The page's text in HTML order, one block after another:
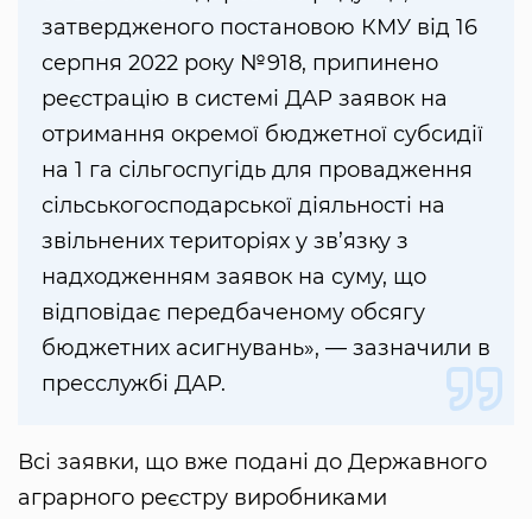
затвердженого постановою КМУ від 16
серпня 2022 року №918, припинено
реєстрацію в системі ДАР заявок на
отримання окремої бюджетної субсидії
на 1 га сільгоспугідь для провадження
сільськогосподарської діяльності на
звільнених територіях у зв’язку з
надходженням заявок на суму, що
відповідає передбаченому обсягу
бюджетних асигнувань», — зазначили в
пресслужбі ДАР.
Всі заявки, що вже подані до Державного
аграрного реєстру виробниками